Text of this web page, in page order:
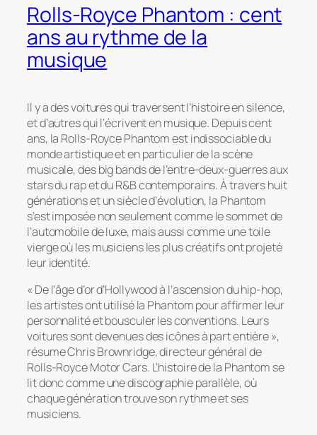
Rolls-Royce Phantom : cent
ans au rythme de la
musique
Il y a des voitures qui traversent l’histoire en silence,
et d’autres qui l’écrivent en musique. Depuis cent
ans, la Rolls-Royce Phantom est indissociable du
monde artistique et en particulier de la scène
musicale, des big bands de l’entre-deux-guerres aux
stars du rap et du R&B contemporains. À travers huit
générations et un siècle d’évolution, la Phantom
s’est imposée non seulement comme le sommet de
l’automobile de luxe, mais aussi comme une toile
vierge où les musiciens les plus créatifs ont projeté
leur identité.
« De l’âge d’or d’Hollywood à l’ascension du hip-hop,
les artistes ont utilisé la Phantom pour affirmer leur
personnalité et bousculer les conventions. Leurs
voitures sont devenues des icônes à part entière »,
résume Chris Brownridge, directeur général de
Rolls-Royce Motor Cars. L’histoire de la Phantom se
lit donc comme une discographie parallèle, où
chaque génération trouve son rythme et ses
musiciens.